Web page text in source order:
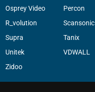
Osprey Video Percon
R_volution Scansonic
Supra Tanix
Unitek VDWALL
Zidoo